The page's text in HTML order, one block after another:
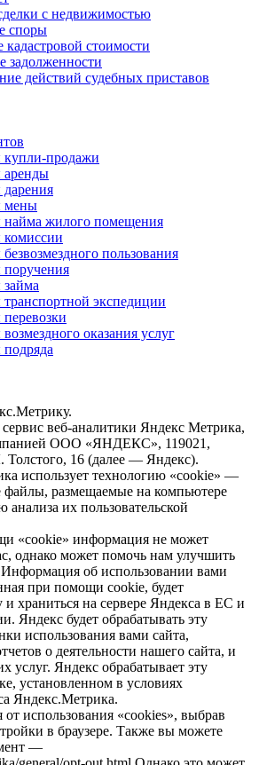
с недвижимостью
споры
стоимости
задолженности
действий судебных приставов
купли-продажи
аренды
мены
найма жилого помещения
пользования
экспедиции
оказания услуг
сервис веб-аналитики Яндекс Метрика,
ООО «ЯНДЕКС», 119021,
Толстого, 16 (далее — Яндекс).
использует технологию «cookie» —
файлы, размещаемые на компьютере
анализа их пользовательской
«cookie» информация не может
однако может помочь нам улучшить
Информация об использовании вами
при помощи cookie, будет
и храниться на сервере Яндекса в ЕС и
Яндекс будет обрабатывать эту
использования вами сайта,
о деятельности нашего сайта, и
услуг. Яндекс обрабатывает эту
установленном в условиях
Яндекс.Метрика.
от использования «cookies», выбрав
в браузере. Также вы можете
—